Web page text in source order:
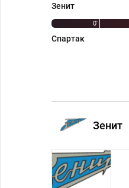
0'
Зенит
Спартак
Зенит